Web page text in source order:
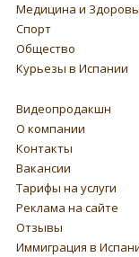
Медицина и
Спорт
Общество
Курьезы в Испании
Видеопродакшн
О компании
Контакты
Вакансии
Тарифы на услуги
Реклама на сайте
Отзывы
Иммиграция в